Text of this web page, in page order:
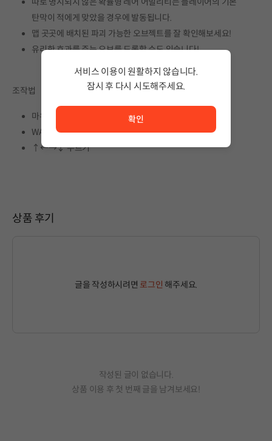
탄막이 적에게 맞았을 경우에 발동됩니다.
맵 곳곳에 배치된 파괴 가능한 오브젝트를 잘 확인해보세요!
유리한 효과를 주는 오브를 드롭할 수도 있습니다!
조작법
마우스 움직이기
WASD 누르기
↑←→↓ 누르기
상품 후기
글을 작성하시려면 로그인 해주세요.
작성된 글이 없습니다.
상품 이용 후 첫 번째 글을 남겨보세요!
서비스 이용이 원활하지 않습니다.
잠시 후 다시 시도해주세요.
확인